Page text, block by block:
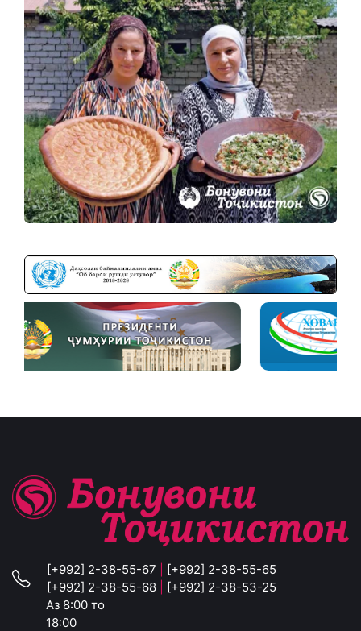
[+992] 2-38-55-67
[+992] 2-38-55-65
[+992] 2-38-55-68
[+992] 2-38-53-25
Аз 8:00 то
18:00